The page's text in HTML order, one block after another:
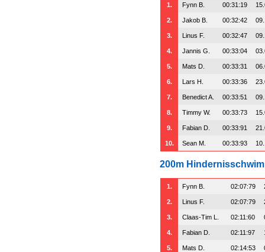
1. Fynn B. 00:31:19
2. Jakob B. 00:32:42
3. Linus F. 00:32:47
4. Jannis G. 00:33:04
5. Mats D. 00:33:31
6. Lars H. 00:33:36
7. Benedict A. 00:33:51
8. Timmy W. 00:33:73
9. Fabian D. 00:33:91
10. Sean M. 00:33:93
200m
1. Fynn B. 02:07:79
2. Linus F. 02:07:79
3. Claas-Tim L. 02:11:60
4. Fabian D. 02:11:97
5. Mats D. 02:14:53